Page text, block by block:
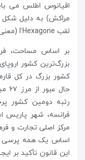
اقیانوس اطلس می
مراکش) به دلیل شکل
لقب l’Hexagone (معنی: شش‌ضلعی) را داده‌اند.
بر اساس مساحت،
بزرگ‌ترین کشور
کشور بزرگ در کل
رتبه دومین کشور
فرانسه، شهر
مرکز اصلی تجارت و
این قانون تأکید بر